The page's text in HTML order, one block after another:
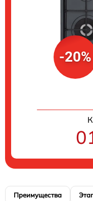
-20%
Преимущества